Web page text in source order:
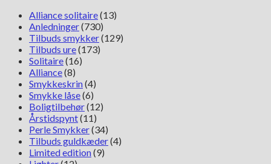
Alliance solitaire(13)
Anledninger(730)
Tilbuds smykker(129)
Tilbuds ure(173)
Solitaire(16)
Alliance(8)
Smykkeskrin(4)
Smykke låse(6)
Boligtilbehør(12)
Årstidspynt(11)
Perle Smykker(34)
Tilbuds guldkæder(4)
Limited edition(9)